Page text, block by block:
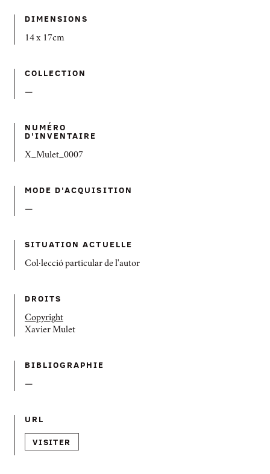
DIMENSIONS
14 x 17cm
COLLECTION
—
NUMÉRO
D'INVENTAIRE
X_Mulet_0007
MODE D'ACQUISITION
—
SITUATION ACTUELLE
Col·lecció particular de l'autor
DROITS
Copyright
Xavier Mulet
BIBLIOGRAPHIE
—
URL
VISITER